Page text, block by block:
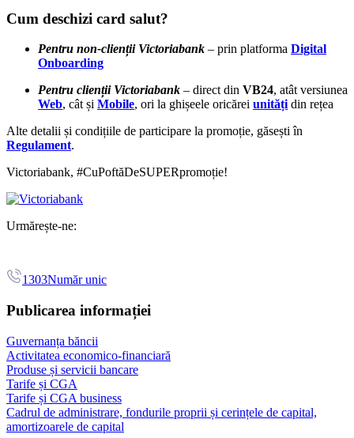
Cum deschizi card salut?
Pentru non-clienții Victoriabank – prin platforma Digital
Onboarding
Pentru clienții Victoriabank – direct din VB24, atât versiunea
Web, cât și Mobile, ori la ghișeele oricărei unități din rețea
Alte detalii și condițiile de participare la promoție, găsești în
Regulament.
Victoriabank, #CuPoftăDeSUPERpromoție!
Urmărește-ne:
1303Număr unic
Publicarea informației
Guvernanța băncii
Activitatea economico-financiară
Produse și servicii bancare
Tarife și CGA
Tarife și CGA business
Cadrul de administrare, fondurile proprii și cerințele de capital,
amortizoarele de capital